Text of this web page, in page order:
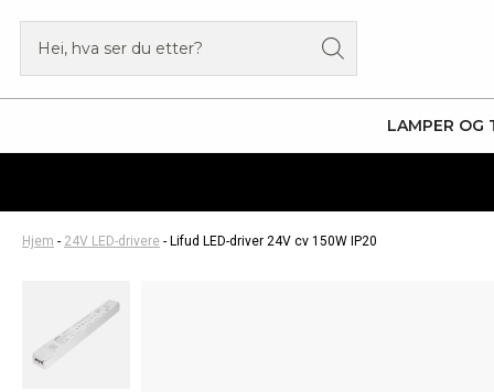
innholdet
search
LAMPER OG
Hjem - 24V LED-drivere - Lifud LED-driver 24V cv 150W IP20